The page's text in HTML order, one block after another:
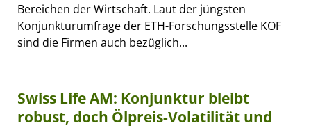
Bereichen der Wirtschaft. Laut der jüngsten
Konjunkturumfrage der ETH-Forschungsstelle KOF
sind die Firmen auch bezüglich...
Swiss Life AM: Konjunktur bleibt
robust, doch Ölpreis-Volatilität und